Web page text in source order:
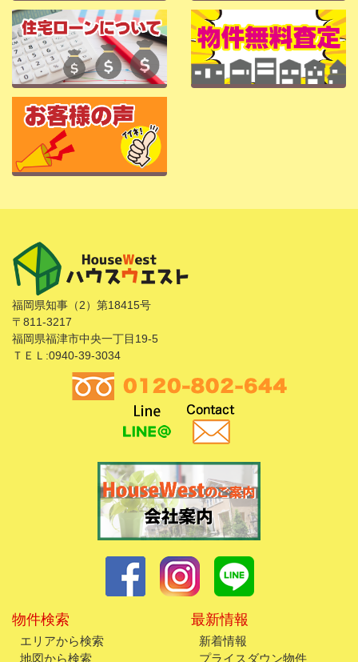
福岡県知事（2）第18415号
〒811-3217
福岡県福津市中央一丁目19-5
ＴＥＬ:0940-39-3034
物件検索
エリアから検索
地図から検索
最新情報
新着情報
プライスダウン物件